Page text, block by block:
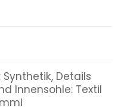
Details
Innensohle: Textil